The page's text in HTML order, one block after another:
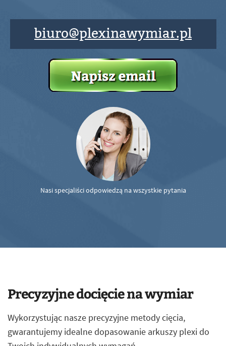
biuro@plexinawymiar.pl
Nasi specjaliści odpowiedzą na wszystkie pytania
Precyzyjne docięcie na wymiar
Wykorzystując nasze precyzyjne metody cięcia,
gwarantujemy idealne dopasowanie arkuszy plexi do